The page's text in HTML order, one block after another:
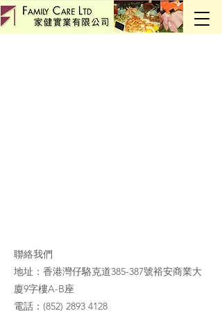
聯絡我們
地址：香港灣仔駱克道385-387號裕安商業大
廈9字樓A-B座
電話： (852) 2893 4128